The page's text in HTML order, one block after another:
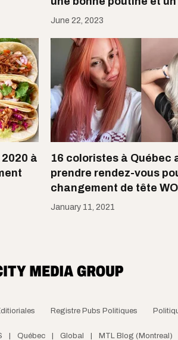
June 22, 2023
à
16 coloristes à Québec
prendre rendez-vous
changement de tête
January 11, 2021
Registre Pubs Politiques
| Québec | Global | MTL Blog (Montreal)